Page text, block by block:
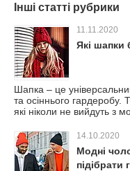
Інші статті рубрики
11.11.2020
Які шапки
Шапка – це
та осіннього гардеробу.
які ніколи не вийдуть з
14.10.2020
Модні
підібрати